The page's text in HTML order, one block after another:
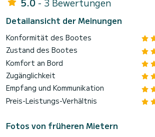
Detailansicht der Meinungen
Konformität des Bootes
Zustand des Bootes
Komfort an Bord
Zugänglichkeit
Empfang und Kommunikation
Preis-Leistungs-Verhältnis
Fotos von früheren Mietern